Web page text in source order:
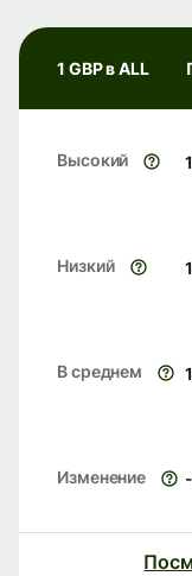
1 GBP в ALL
Высокий
Низкий
В среднем
Изменение